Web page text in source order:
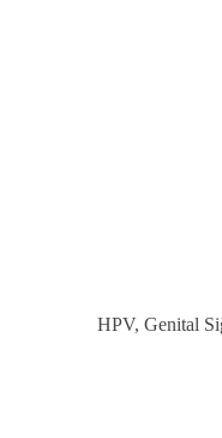
HPV, Genital